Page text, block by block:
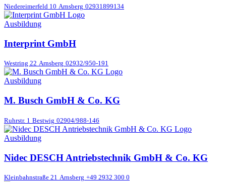
Niedereimerfeld 10 Arnsberg 02931899134
Ausbildung
Interprint GmbH
Westring 22 Arnsberg 02932/950-191
Ausbildung
M. Busch GmbH & Co. KG
Ruhrstr. 1 Bestwig 02904/988-146
Ausbildung
Nidec DESCH Antriebstechnik GmbH & Co. KG
Kleinbahnstraße 21 Arnsberg +49 2932 300 0